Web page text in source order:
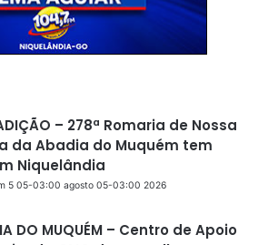
– 278ª Romaria de Nossa
da Abadia do Muquém tem
Niquelândia
5 05-03:00 agosto 05-03:00 2026
DO MUQUÉM – Centro de Apoio